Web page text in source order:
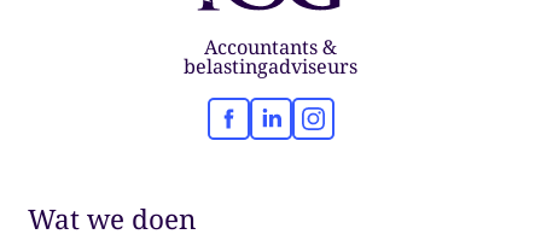
Accountants &
belastingadviseurs
Facebook
LinkedInInstagram
Wat we doen